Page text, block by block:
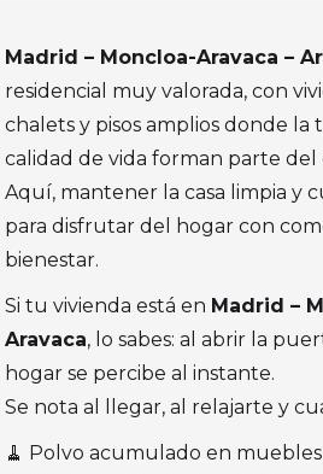
Madrid – Moncloa-Aravaca –
residencial muy valorada, con
chalets y pisos amplios donde la
calidad de vida forman parte del
Aquí, mantener la casa limpia y
para disfrutar del hogar con
bienestar.
Si tu vivienda está en Madrid –
Aravaca, lo sabes: al abrir la
hogar se percibe al instante.
Se nota al llegar, al relajarte y
🧹 Polvo acumulado en